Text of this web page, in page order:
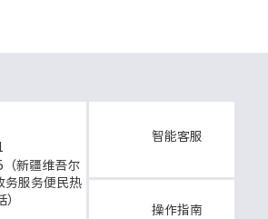
新疆维吾尔
务服务便民热
智能客服
操作指南